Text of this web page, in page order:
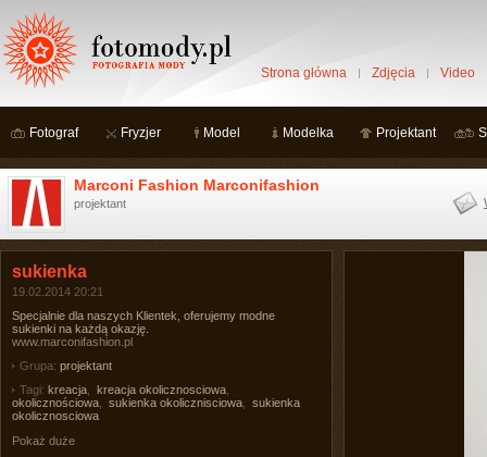
Strona główna Zdjęcia Video
Fotograf Fryzjer Model Modelka Projektant
Marconi Fashion Marconifashion
projektant
sukienka
19.02.2014 20:21
Specjalnie dla naszych Klientek, oferujemy modne
sukienki na każdą okazję.
www.marconifashion.pl
Grupa: projektant
Tagi: kreacja kreacja okolicznosciowa
okolicznościowa
sukienka okolicznisciowa
sukienka
okolicznosciowa
Pokaż duże